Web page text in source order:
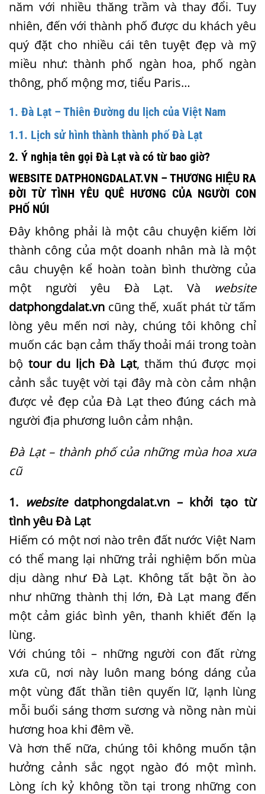
năm với nhiều thăng trầm và thay đổi. Tuy
nhiên, đến với thành phố được du khách yêu
quý đặt cho nhiều cái tên tuyệt đẹp và mỹ
miều như: thành phố ngàn hoa, phố ngàn
thông, phố mộng mơ, tiểu Paris…
1. Đà Lạt – Thiên Đường du lịch của Việt Nam
1.1. Lịch sử hình thành thành phố Đà Lạt
2. Ý nghịa tên gọi Đà Lạt và có từ bao giờ?
WEBSITE DATPHONGDALAT.VN – THƯƠNG HIỆU RA
ĐỜI TỪ TÌNH YÊU QUÊ HƯƠNG CỦA NGƯỜI CON
PHỐ NÚI
Đây không phải là một câu chuyện kiếm lời
thành công của một doanh nhân mà là một
câu chuyện kể hoàn toàn bình thường của
một người yêu Đà Lạt. Và
website
datphongdalat.vn cũng thế, xuất phát từ tấm
lòng yêu mến nơi này, chúng tôi không chỉ
muốn các bạn cảm thấy thoải mái trong toàn
bộ tour du lịch Đà Lạt, thăm thú được mọi
cảnh sắc tuyệt vời tại đây mà còn cảm nhận
được vẻ đẹp của Đà Lạt theo đúng cách mà
người địa phương luôn cảm nhận.
Đà Lạt – thành phố của những mùa hoa xưa
cũ
1. website datphongdalat.vn – khởi tạo từ
tình yêu Đà Lạt
Hiếm có một nơi nào trên đất nước Việt Nam
có thể mang lại những trải nghiệm bốn mùa
dịu dàng như Đà Lạt. Không tất bật ồn ào
như những thành thị lớn, Đà Lạt mang đến
một cảm giác bình yên, thanh khiết đến lạ
lùng.
Với chúng tôi – những người con đất rừng
xưa cũ, nơi này luôn mang bóng dáng của
một vùng đất thần tiên quyến lữ, lạnh lùng
mỗi buổi sáng thơm sương và nồng nàn mùi
hương hoa khi đêm về.
Và hơn thế nữa, chúng tôi không muốn tận
hưởng cảnh sắc ngọt ngào đó một mình.
Lòng ích kỷ không tồn tại trong những con